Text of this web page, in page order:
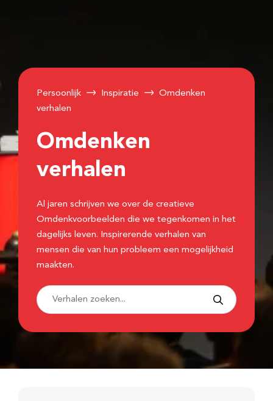
Persoonlijk Inspiratie
Omdenken
verhalen
Omdenken
verhalen
Al jaren schrijven we over de creatieve
Omdenkvoorbeelden die we tegenkomen in het
dagelijks leven. Inspirerende verhalen van
mensen die van hun probleem een mogelijkheid
maakten.